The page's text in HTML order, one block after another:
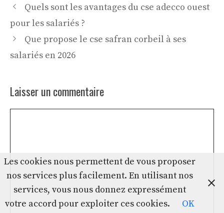
Quels sont les avantages du cse adecco ouest
pour les salariés ?
Que propose le cse safran corbeil à ses
salariés en 2026
Laisser un commentaire
Les cookies nous permettent de vous proposer
nos services plus facilement. En utilisant nos
services, vous nous donnez expressément
votre accord pour exploiter ces cookies.
OK